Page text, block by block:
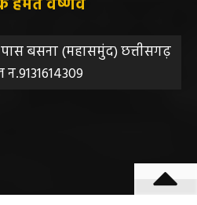
हेमंत वैष्णव
बसना (महासमुंद) छत्तीसगढ़